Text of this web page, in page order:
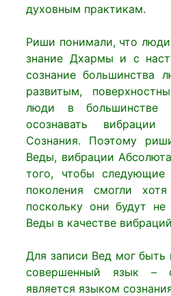
духовным практикам.
Риши понимали, что
знание Дхармы и с
сознание большинства
развитым,
люди в большинстве
осознавать
Сознания. Поэтому
Веды, вибрации
того, чтобы следующие
поколения смогли
поскольку они будут не
Веды в качестве
Для записи Вед мог быть
совершенный язык –
является языком